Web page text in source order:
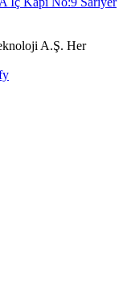
A.Ş. Her